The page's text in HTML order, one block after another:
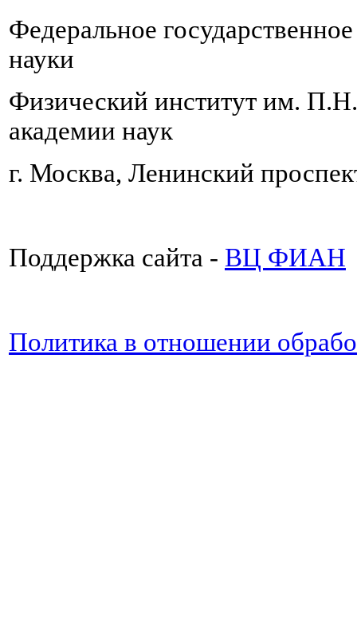
Федеральное
науки
Физический институт им.
академии наук
г. Москва, Ленинский
Поддержка сайта - ВЦ ФИАН
Политика в отношении